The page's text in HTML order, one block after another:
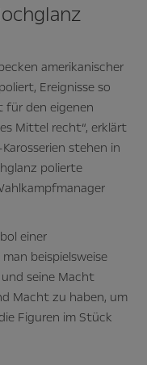
amerikanischer
Ereignisse so
für den eigenen
Mittel recht“, erklärt
Karosserien stehen in
polierte
einer
beispielsweise
seine Macht
Macht zu haben, um
Figuren im Stück